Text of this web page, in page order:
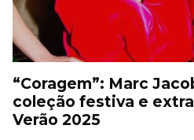
“Coragem”: Marc
coleção festiva e
Verão 2025